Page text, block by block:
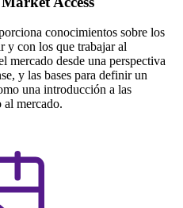
conocimientos sobre los
y con los que trabajar al
mercado desde una perspectiva
y las bases para definir un
una introducción a las
al mercado.